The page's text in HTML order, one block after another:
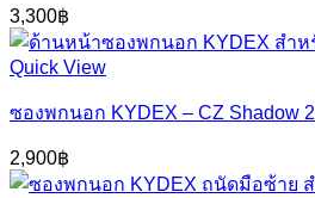
3,300฿
Quick View
ซองพกนอก KYDEX – CZ Shadow 2
2,900฿